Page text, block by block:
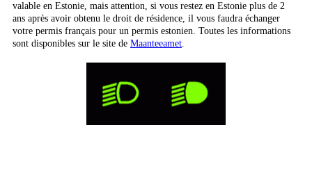
valable en Estonie, mais attention, si vous restez en Estonie plus de 2
ans après avoir obtenu le droit de résidence, il vous faudra échanger
votre permis français pour un permis estonien. Toutes les informations
sont disponibles sur le site de Maanteeamet.